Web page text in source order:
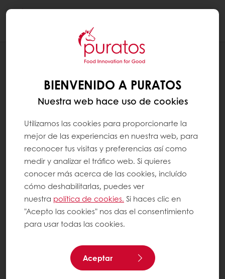
BIENVENIDO A PURATOS
Nuestra web hace uso de cookies
Utilizamos las cookies para proporcionarte la
mejor de las experiencias en nuestra web, para
reconocer tus visitas y preferencias así como
medir y analizar el tráfico web. Si quieres
conocer más acerca de las cookies, incluído
cómo deshabilitarlas, puedes ver
nuestra política de cookies. Si haces clic en
"Acepto las cookies" nos das el consentimiento
para usar todas las cookies.
Aceptar